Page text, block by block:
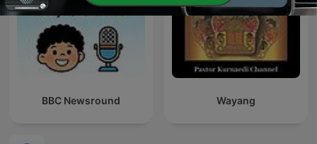
BBC Newsround Wayang